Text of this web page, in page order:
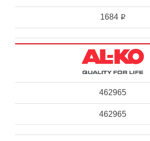
1684 i
462965
462965